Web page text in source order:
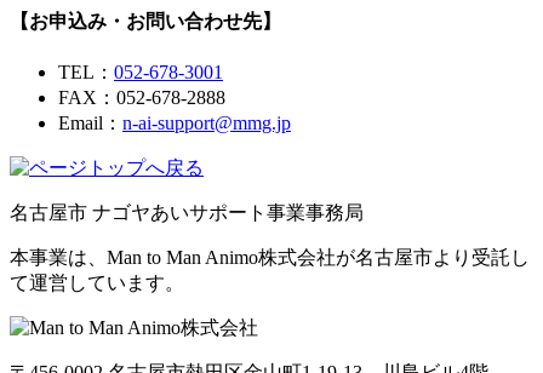
【お申込み・お問い合わせ先】
TEL： 052-678-3001
FAX：052-678-2888
Email： n-ai-support@mmg.jp
名古屋市 ナゴヤあいサポート事業事務局
本事業は、 Man to Man Animo株式会社が名古屋市より受託し
て運営しています。